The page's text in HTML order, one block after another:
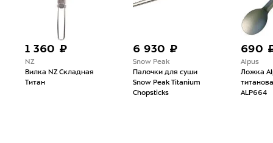
1 360 ₽
NZ
Вилка NZ Складная
Титан
6 930 ₽
Snow Peak
Палочки для суши
Snow Peak Titanium
Chopsticks
690
Alpus
Ложка
ALP664